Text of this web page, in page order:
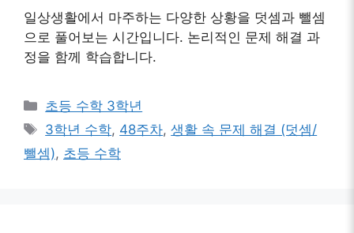
일상생활에서 마주하는 다양한 상황을 덧셈과 뺄셈
으로 풀어보는 시간입니다. 논리적인 문제 해결 과
정을 함께 학습합니다.
카
테
리
초등 수학 3학년
태
그
3학년 수학, 48주차,생활 속 문제 해결 (덧셈/
뺄셈), 초등 수학